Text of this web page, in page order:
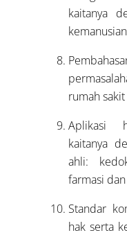
kaitanya
kemanusian
rumah sakit
Aplikasi
kaitanya
ahli:
farmasi
Standar
hak serta